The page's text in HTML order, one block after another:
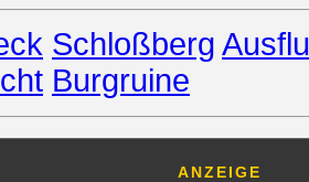
Schloßberg
Burgruine
ANZEIGE